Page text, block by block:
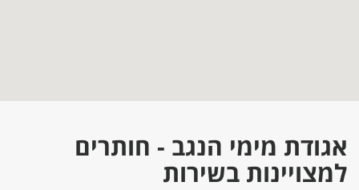
אגודת מימי הנגב - חותרים
למצויינות בשירות